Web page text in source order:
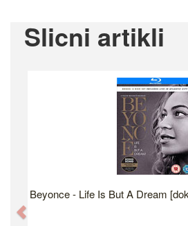
Slicni artikli
Beyonce - Life Is But A Dream